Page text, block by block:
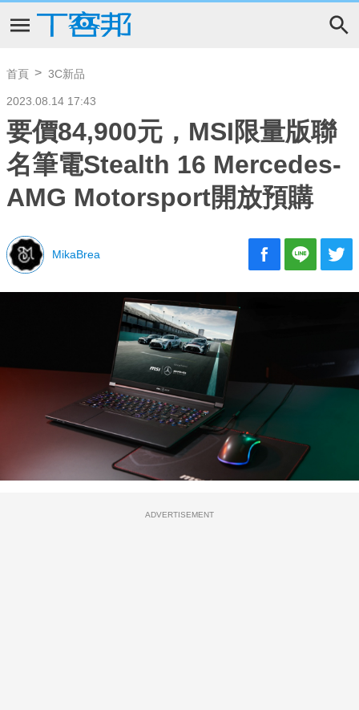
首頁 3C新品
2023.08.14 17:43
要價84,900元，MSI限量版聯
名筆電Stealth 16 Mercedes-
AMG Motorsport開放預購
MikaBrea
ADVERTISEMENT